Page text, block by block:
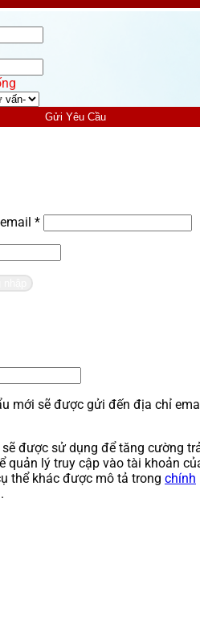
Gửi Yêu Cầu
*Bắt
buộc
mới sẽ được gửi đến địa chỉ
được sử dụng để tăng cường
quản lý truy cập vào tài khoản
thể khác được mô tả trong chính